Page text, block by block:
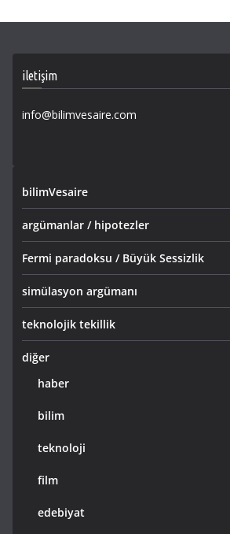
iletişim
info@bilimvesaire.com
bilimVesaire
argümanlar / hipotezler
Fermi paradoksu / Büyük Sessizlik
simülasyon argümanı
teknolojik tekillik
diğer
haber
bilim
teknoloji
film
edebiyat